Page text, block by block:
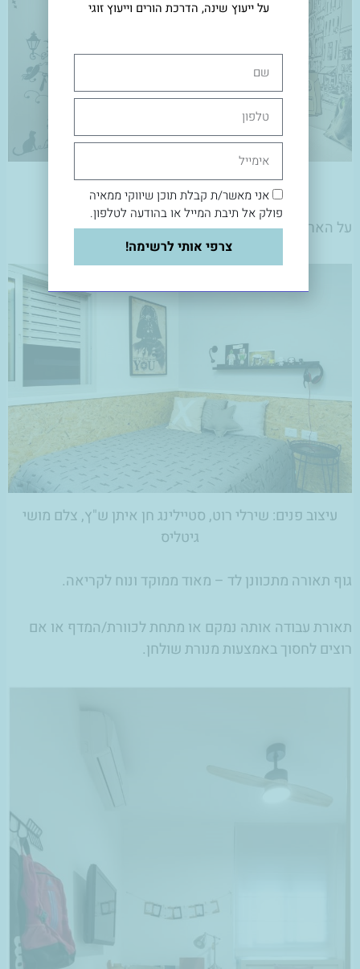
עיצוב פנים ותאורה שרי בר-נע גבעון.
על הארון מדבקות ועל הקיר טפט.
עיצוב פנים: שירלי רוט, סטיילינג חן איתן ש"ץ, צלם מושי
גיטליס
גוף תאורה מתכוונן לד – מאוד ממוקד ונוח לקריאה.
תאורת עבודה אותה נמקם או מתחת לכוורת/המדף או אם
רוצים לחסוך באמצעות מנורת שולחן.
על ייעוץ שינה, הדרכת הורים וייעוץ זוגי
אני מאשר/ת קבלת תוכן שיווקי ממאיה
פולק אל תיבת המייל או בהודעה לטלפון.
צרפי אותי לרשימה!